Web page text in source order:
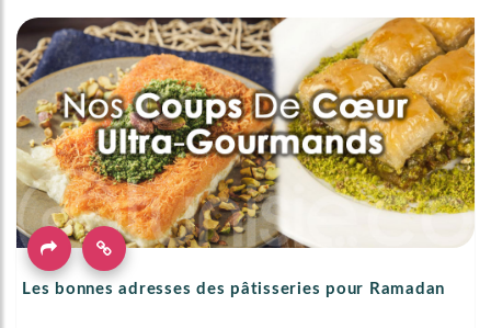
Les bonnes adresses des pâtisseries pour Ramadan